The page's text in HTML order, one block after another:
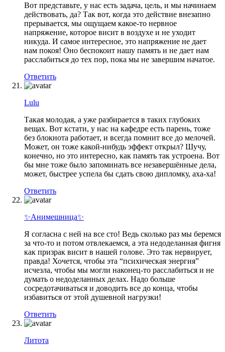
Вот представьте, у нас есть задача, цель, и мы начинаем
действовать, да? Так вот, когда это действие внезапно
прерывается, мы ощущаем какое-то нервное
напряжение, которое висит в воздухе и не уходит
никуда. И самое интересное, это напряжение не дает
нам покоя! Оно беспокоит нашу память и не дает нам
расслабиться до тех пор, пока мы не завершим начатое.
Ответить
Lulu
Такая молодая, а уже разбирается в таких глубоких
вещах. Вот кстати, у нас на кафедре есть парень, тоже
без блокнота работает, и всегда помнит все до мелочей.
Может, он тоже какой-нибудь эффект открыл? Шучу,
конечно, но это интересно, как память так устроена. Вот
бы мне тоже было запоминать все незавершённые дела,
может, быстрее успела бы сдать свою дипломку, аха-ха!
Ответить
✨Анимешница✨
Я согласна с ней на все сто! Ведь сколько раз мы беремся
за что-то и потом отвлекаемся, а эта недоделанная фигня
как призрак висит в нашей голове. Это так нервирует,
правда! Хочется, чтобы эта “психическая энергия”
исчезла, чтобы мы могли наконец-то расслабиться и не
думать о недоделанных делах. Надо больше
сосредотачиваться и доводить все до конца, чтобы
избавиться от этой душевной нагрузки!
Ответить
Литота